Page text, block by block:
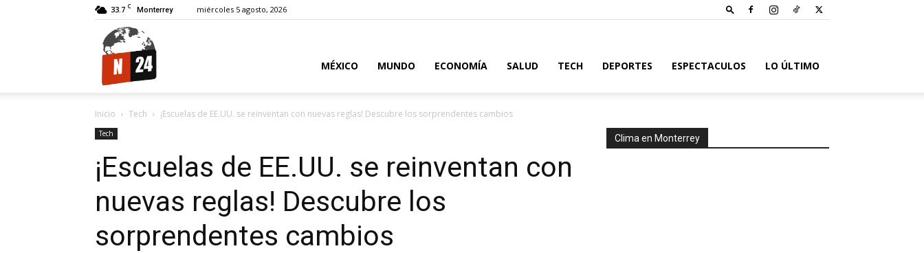
33.7 C Monterrey miércoles 5 agosto, 2026
MÉXICO MUNDO ECONOMÍA SALUD TECH DEPORTES ESPECTACULOS LO ÚLTIMO
Inicio Tech ¡Escuelas de EE.UU. se reinventan con nuevas reglas! Descubre los sorprendentes cambios
Tech
¡Escuelas de EE.UU. se reinventan con
nuevas reglas! Descubre los
sorprendentes cambios
Clima en Monterrey